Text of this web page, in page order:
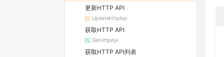
更新HTTP API
UpdateHttpApi
获取HTTP API
GetHttpApi
获取HTTP API列表